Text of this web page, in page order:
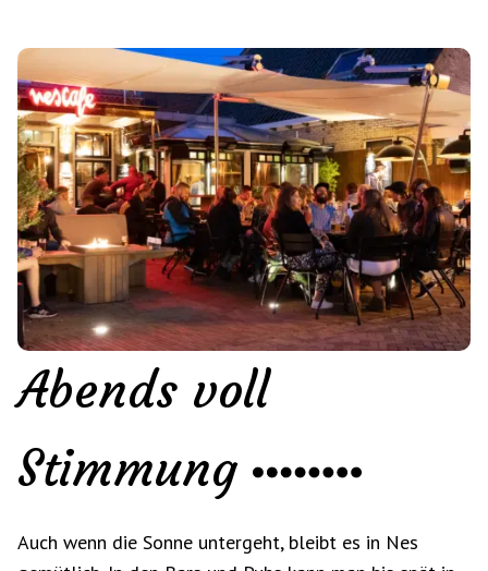
Abends voll
Stimmung
Auch wenn die Sonne untergeht, bleibt es in Nes